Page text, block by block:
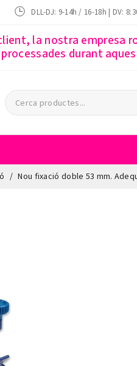
DLL-DJ: 9-14h / 16-18h | DV:
la nostra empresa
durant
Nou fixació doble 53 mm.